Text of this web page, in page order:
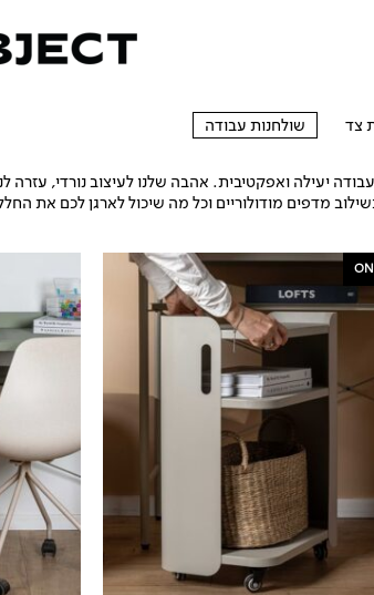
צד שולחנות עבודה
יעילה ואפקטיבית. אהבה שלנו לעיצוב נורדי, עזרה
מדפים מודולוריים וכל מה שיכול לארגן לכם את
המחיר
היה:
₪529.
המחיר
הוא:
₪399.